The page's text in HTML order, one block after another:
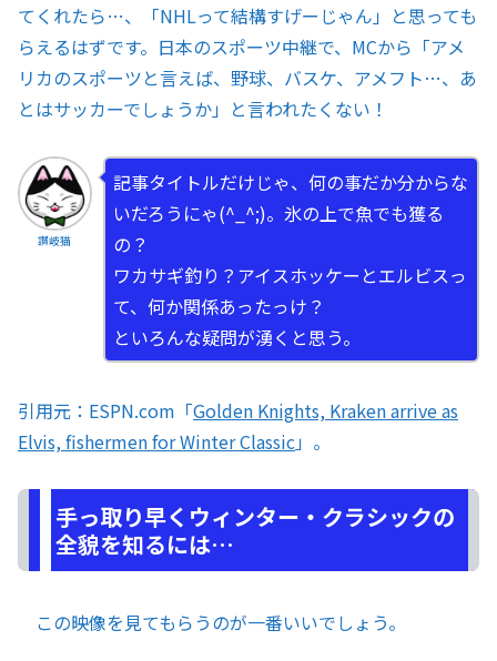
てくれたら…、「NHLって結構すげーじゃん」と思っても
らえるはずです。日本のスポーツ中継で、MCから「アメ
リカのスポーツと言えば、野球、バスケ、アメフト…、あ
とはサッカーでしょうか」と言われたくない！
讃岐猫
記事タイトルだけじゃ、何の事だか分からな
いだろうにゃ(^_^;)。氷の上で魚でも獲る
の？
ワカサギ釣り？アイスホッケーとエルビスっ
て、何か関係あったっけ？
といろんな疑問が湧くと思う。
引用元：ESPN.com「Golden Knights, Kraken arrive as
Elvis, fishermen for Winter Classic」。
手っ取り早くウィンター・クラシックの
全貌を知るには…
この映像を見てもらうのが一番いいでしょう。